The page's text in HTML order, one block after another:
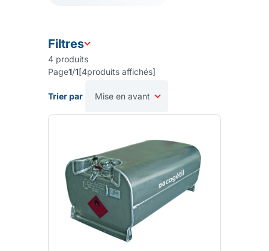
Filtres
4 produits
Page1/1[4produits affichés]
Trier par